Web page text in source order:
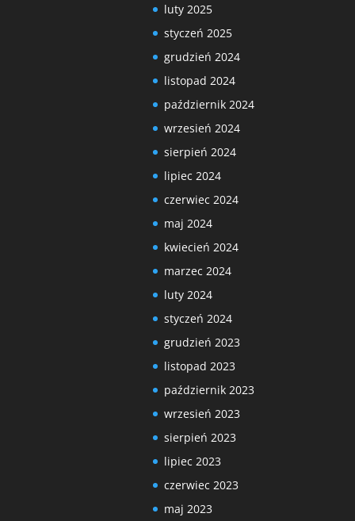
luty 2025
styczeń 2025
grudzień 2024
listopad 2024
październik 2024
wrzesień 2024
sierpień 2024
lipiec 2024
czerwiec 2024
maj 2024
kwiecień 2024
marzec 2024
luty 2024
styczeń 2024
grudzień 2023
listopad 2023
październik 2023
wrzesień 2023
sierpień 2023
lipiec 2023
czerwiec 2023
maj 2023